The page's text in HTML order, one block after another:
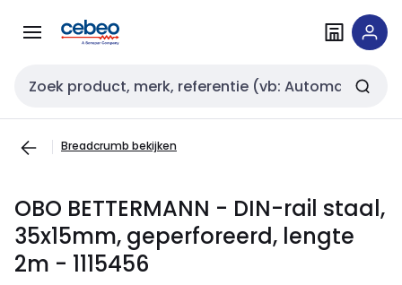
naar
naar
Zoekveld invoer
Breadcrumb bekijken
OBO BETTERMANN - DIN-rail staal,
35x15mm, geperforeerd, lengte
2m - 1115456